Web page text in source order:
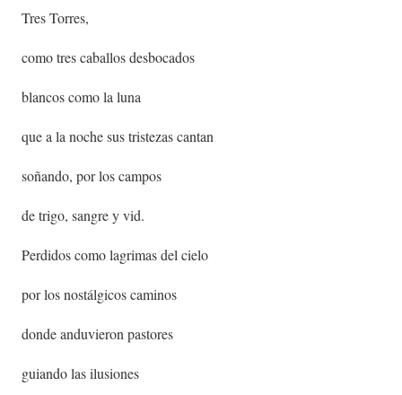
Tres Torres,
como tres caballos desbocados
blancos como la luna
que a la noche sus tristezas cantan
soñando, por los campos
de trigo, sangre y vid.
Perdidos como lagrimas del cielo
por los nostálgicos caminos
donde anduvieron pastores
guiando las ilusiones